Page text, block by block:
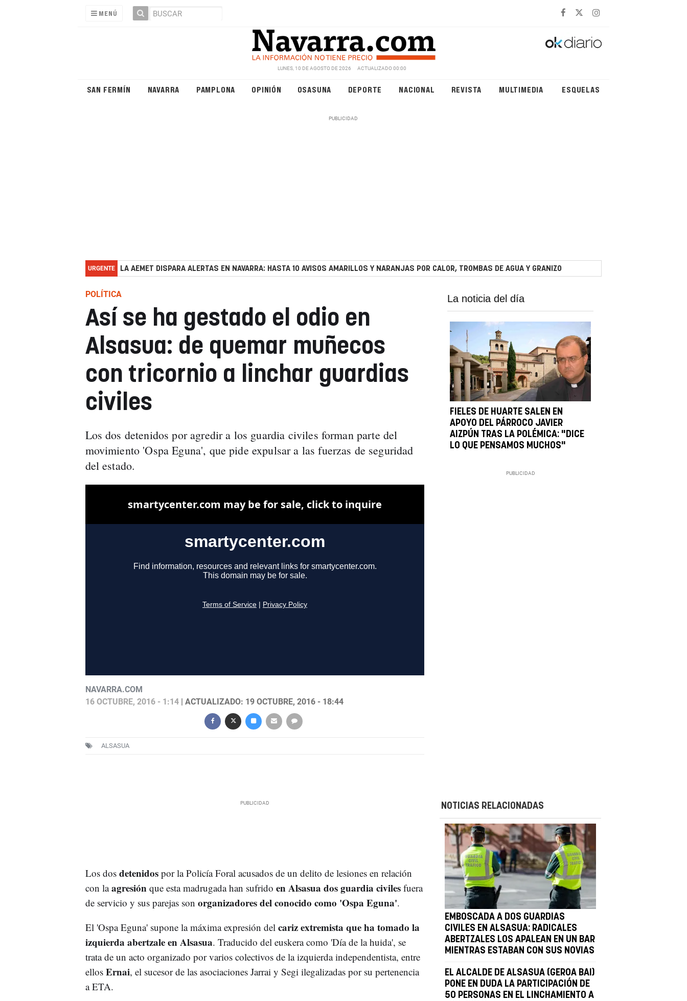
MENÚ
LUNES, 10 DE AGOSTO DE 2026 ACTUALIZADO 00:00
SAN FERMÍN NAVARRA PAMPLONA OPINIÓN OSASUNA DEPORTE NACIONAL REVISTA MULTIMEDIA ESQUELAS
URGENTE LA AEMET DISPARA ALERTAS EN NAVARRA: HASTA 10 AVISOS AMARILLOS Y NARANJAS POR CALOR, TROMBAS DE AGUA Y GRANIZO
POLÍTICA
Así se ha gestado el odio en
Alsasua: de quemar muñecos
con tricornio a linchar guardias
civiles
Los dos detenidos por agredir a los guardia civiles forman parte del
movimiento 'Ospa Eguna', que pide expulsar a las fuerzas de seguridad
del estado.
NAVARRA.COM
16 OCTUBRE, 2016 - 1:14| ACTUALIZADO: 19 OCTUBRE, 2016 - 18:44
ALSASUA
La noticia del día
FIELES DE HUARTE SALEN EN
APOYO DEL PÁRROCO JAVIER
AIZPÚN TRAS LA POLÉMICA: "DICE
LO QUE PENSAMOS MUCHOS"
Los dos detenidospor la Policía Foral acusados de un delito de lesiones en relación
con laagresión que esta madrugada han sufrido en Alsasua dos guardia civilesfuera
de servicio y sus parejas son organizadores del conocido como 'Ospa Eguna'.
El 'Ospa Eguna' supone la máxima expresión del cariz extremista que ha tomado la
izquierda abertzale en Alsasua. Traducido del euskera como 'Día de la huida', se
trata de un acto organizado por varios colectivos de la izquierda independentista, entre
ellos Ernai, el sucesor de las asociaciones Jarrai y Segi ilegalizadas por su pertenencia
a ETA.
NOTICIAS RELACIONADAS
EMBOSCADA A DOS GUARDIAS
CIVILES EN ALSASUA: RADICALES
ABERTZALES LOS APALEAN EN UN BAR
MIENTRAS ESTABAN CON SUS NOVIAS
EL ALCALDE DE ALSASUA (GEROA BAI)
PONE EN DUDA LA PARTICIPACIÓN DE
50 PERSONAS EN EL LINCHAMIENTO A